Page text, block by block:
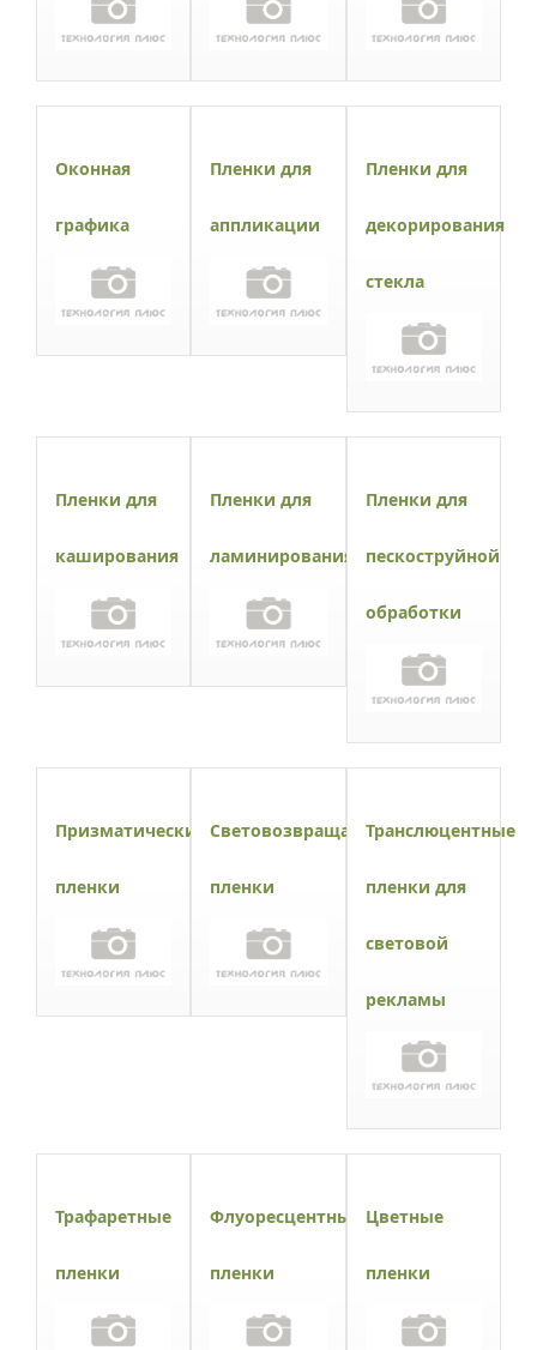
Оконная
графика
Пленки для
аппликации
Пленки для
декорирования
стекла
Пленки для
каширования
Пленки для
ламинирования
Пленки для
пескоструйной
обработки
Призматические
пленки
Световозвращающие
пленки
Транслюцентные
пленки для
световой
рекламы
Трафаретные
пленки
Флуоресцентные
пленки
Цветные
пленки